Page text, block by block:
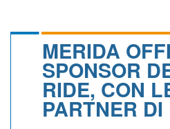
CALENDARIO
MERIDA
SPONSOR
RIDE, CON
PARTNER